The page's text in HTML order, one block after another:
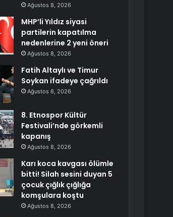
Ağustos 8, 2026
MHP’li Yıldız siyasi
partilerin kapatılma
nedenlerine 2 yeni öneri
Ağustos 8, 2026
Fatih Altaylı ve Timur
Soykan ifadeye çağrıldı
Ağustos 8, 2026
8. Etnospor Kültür
Festivali’nde görkemli
kapanış
Ağustos 8, 2026
Karı koca kavgası ölümle
bitti! Silah sesini duyan 5
çocuk çığlık çığlığa
komşulara koştu
Ağustos 8, 2026